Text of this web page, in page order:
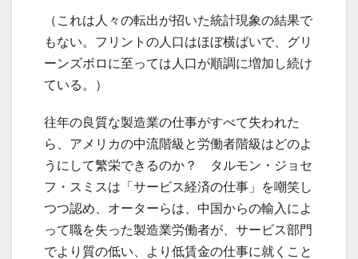
（これは人々の転出が招いた統計現象の結果で
もない。フリントの人口はほぼ横ばいで、グリ
ーンズボロに至っては人口が順調に増加し続け
ている。）
往年の良質な製造業の仕事がすべて失われた
ら、アメリカの中流階級と労働者階級はどのよ
うにして繁栄できるのか？ タルモン・ジョセ
フ・スミスは「サービス経済の仕事」を嘲笑し
つつ認め、オーターらは、中国からの輸入によ
って職を失った製造業労働者が、サービス部門
でより質の低い、より低賃金の仕事に就くこと